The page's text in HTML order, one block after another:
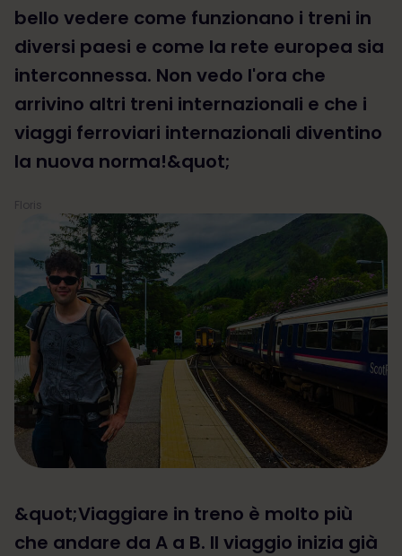
bello vedere come funzionano i treni in
diversi paesi e come la rete europea sia
interconnessa. Non vedo l'ora che
arrivino altri treni internazionali e che i
viaggi ferroviari internazionali diventino
la nuova norma!&quot;
Floris
&quot;Viaggiare in treno è molto più
che andare da A a B. Il viaggio inizia già